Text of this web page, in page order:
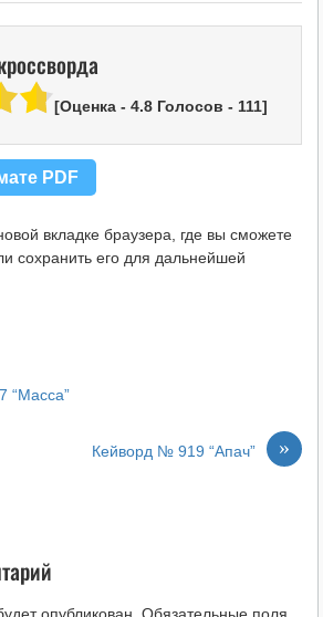
[Оценка - 4.8Голосов - 111]
PDF
вкладке браузера, где вы сможете
сохранить его для дальнейшей
“Масса”
»
Кейворд № 919 “Апач”